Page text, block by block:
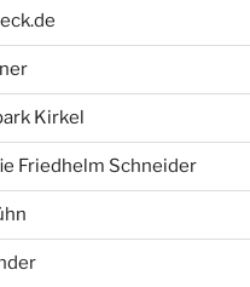
Kirkel
Friedhelm Schneider